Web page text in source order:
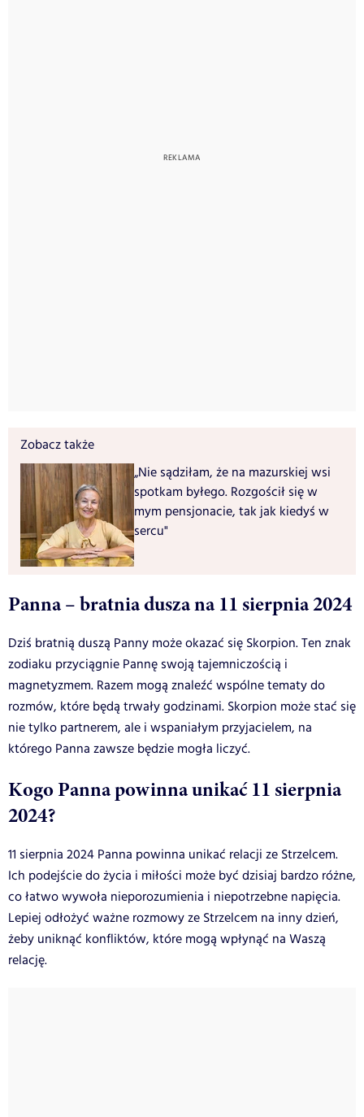
Zobacz także
„Nie sądziłam, że na mazurskiej wsi
spotkam byłego. Rozgościł się w
mym pensjonacie, tak jak kiedyś w
sercu"
Panna – bratnia dusza na 11 sierpnia 2024
Dziś bratnią duszą Panny może okazać się Skorpion. Ten znak
zodiaku przyciągnie Pannę swoją tajemniczością i
magnetyzmem. Razem mogą znaleźć wspólne tematy do
rozmów, które będą trwały godzinami. Skorpion może stać się
nie tylko partnerem, ale i wspaniałym przyjacielem, na
którego Panna zawsze będzie mogła liczyć.
Kogo Panna powinna unikać 11 sierpnia
2024?
11 sierpnia 2024 Panna powinna unikać relacji ze Strzelcem.
Ich podejście do życia i miłości może być dzisiaj bardzo różne,
co łatwo wywoła nieporozumienia i niepotrzebne napięcia.
Lepiej odłożyć ważne rozmowy ze Strzelcem na inny dzień,
żeby uniknąć konfliktów, które mogą wpłynąć na Waszą
relację.